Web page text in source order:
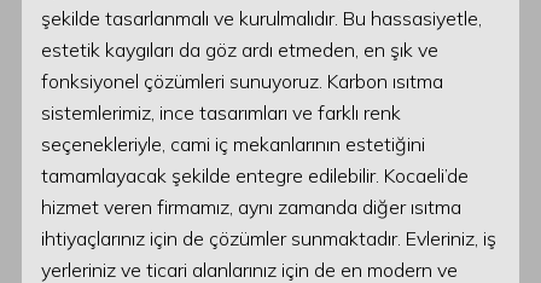
şekilde tasarlanmalı ve kurulmalıdır. Bu hassasiyetle,
estetik kaygıları da göz ardı etmeden, en şık ve
fonksiyonel çözümleri sunuyoruz. Karbon ısıtma
sistemlerimiz, ince tasarımları ve farklı renk
seçenekleriyle, cami iç mekanlarının estetiğini
tamamlayacak şekilde entegre edilebilir. Kocaeli’de
hizmet veren firmamız, aynı zamanda diğer ısıtma
ihtiyaçlarınız için de çözümler sunmaktadır. Evleriniz, iş
yerleriniz ve ticari alanlarınız için de en modern ve